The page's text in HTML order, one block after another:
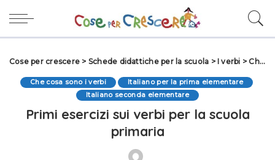
Cose per crescere > Schede didattiche per la scuola > I verbi >Che cosa sono i verbi
Che cosa sono i verbi
Italiano per la prima elementare
Italiano seconda elementare
Primi esercizi sui verbi per la scuola
primaria